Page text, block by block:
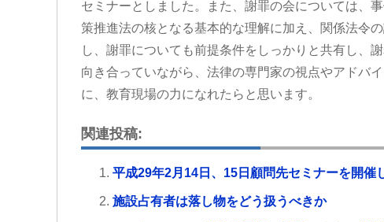
セミナーとしました。また、謝罪の会については、
策推進法の核となる基本的な理解に加え、関係法令
し、謝罪についても前提条件をしっかりと共有し、
向き合っていながら、法律の専門家の視点やアドバ
に、教育現場の力になれたらと思います。
関連投稿:
平成29年2月14日、15日顧問先セミナーを開催
施設占有者は落し物をどう扱うべきか